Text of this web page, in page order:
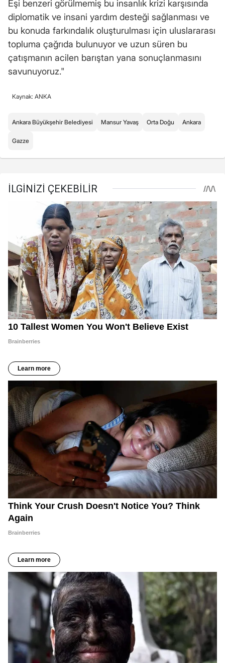
Eşi benzeri görülmemiş bu insanlık krizi karşısında
diplomatik ve insani yardım desteği sağlanması ve
bu konuda farkındalık oluşturulması için uluslararası
topluma çağrıda bulunuyor ve uzun süren bu
çatışmanın acilen barıştan yana sonuçlanmasını
savunuyoruz."
Kaynak: ANKA
Ankara Büyükşehir Belediyesi Mansur Yavaş Orta Doğu Ankara
Gazze